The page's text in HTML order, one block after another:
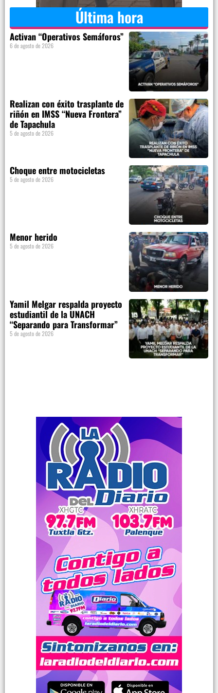
Última hora
Activan “Operativos Semáforos”
6 de agosto de 2026
Realizan con éxito trasplante de
riñón en IMSS “Nueva Frontera”
de Tapachula
5 de agosto de 2026
Choque entre motocicletas
5 de agosto de 2026
Menor herido
5 de agosto de 2026
Yamil Melgar respalda proyecto
estudiantil de la UNACH
“Separando para Transformar”
5 de agosto de 2026